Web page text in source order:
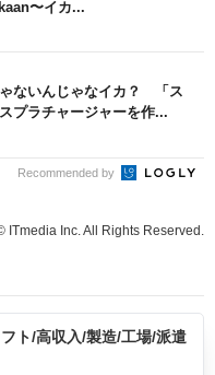
〜イカ...
ないんじゃなイカ？ 「ス
プラチャージャーを作...
Recommended by
ITmedia Inc. All Rights Reserved.
ト/高収入/製造/工場/派遣